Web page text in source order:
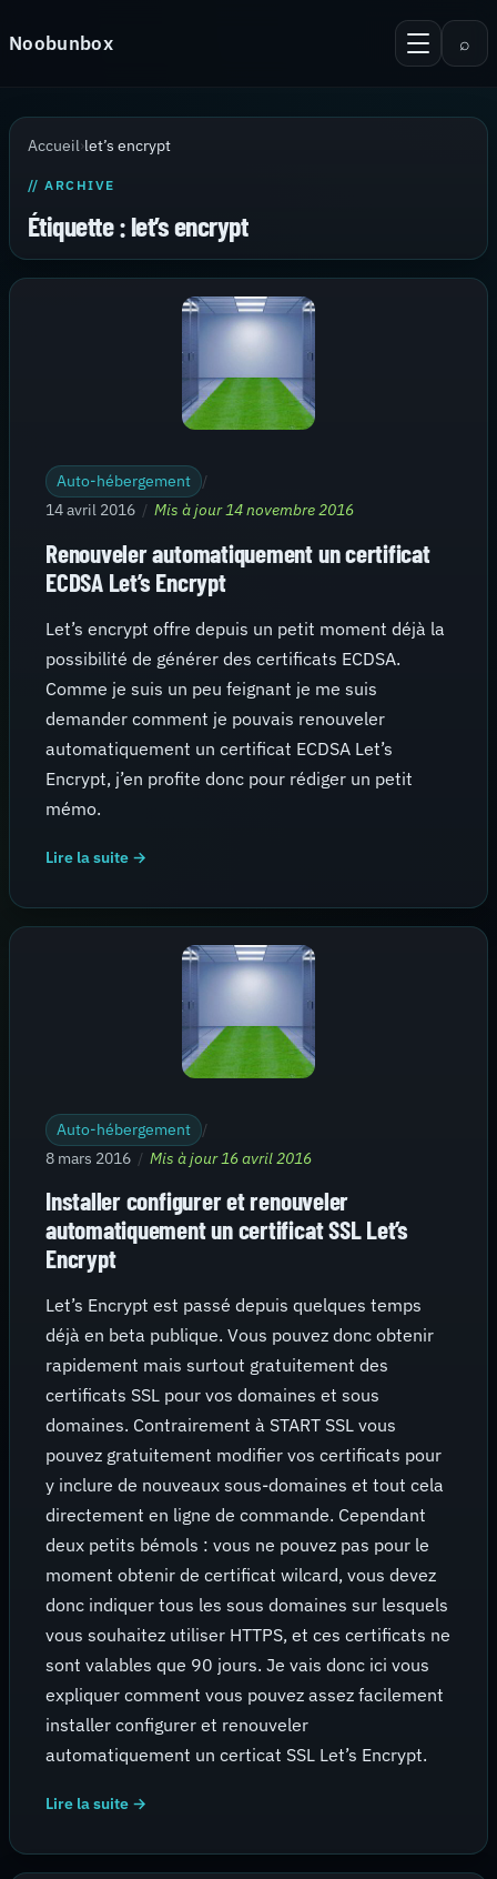
Noobunbox
Android
Serveur
Thèmes pour PuTTy
Recherche
⌕
Accueil›let’s encrypt
// ARCHIVE
Étiquette :let’s encrypt
Auto-hébergement /
14 avril 2016 / Mis à jour 14 novembre 2016
Renouveler automatiquement un certificat
ECDSA Let’s Encrypt
Let’s encrypt offre depuis un petit moment déjà la
possibilité de générer des certificats ECDSA.
Comme je suis un peu feignant je me suis
demander comment je pouvais renouveler
automatiquement un certificat ECDSA Let’s
Encrypt, j’en profite donc pour rédiger un petit
mémo.
Lire la suite →
Auto-hébergement /
8 mars 2016 / Mis à jour 16 avril 2016
Installer configurer et renouveler
automatiquement un certificat SSL Let’s
Encrypt
Let’s Encrypt est passé depuis quelques temps
déjà en beta publique. Vous pouvez donc obtenir
rapidement mais surtout gratuitement des
certificats SSL pour vos domaines et sous
domaines. Contrairement à START SSL vous
pouvez gratuitement modifier vos certificats pour
y inclure de nouveaux sous-domaines et tout cela
directement en ligne de commande. Cependant
deux petits bémols : vous ne pouvez pas pour le
moment obtenir de certificat wilcard, vous devez
donc indiquer tous les sous domaines sur lesquels
vous souhaitez utiliser HTTPS, et ces certificats ne
sont valables que 90 jours. Je vais donc ici vous
expliquer comment vous pouvez assez facilement
installer configurer et renouveler
automatiquement un certicat SSL Let’s Encrypt.
Lire la suite →